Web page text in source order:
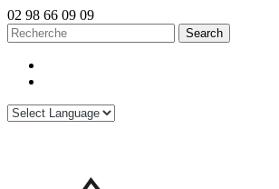
02 98 66 09 09